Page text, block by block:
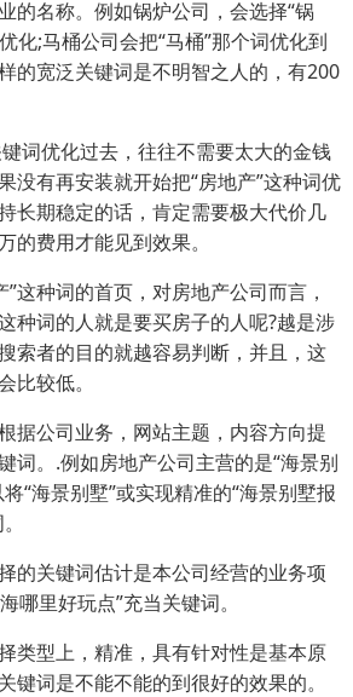
的名称。例如锅炉公司，会选择“锅
化;马桶公司会把“马桶”那个词优化到
的宽泛关键词是不明智之人的，有200
词优化过去，往往不需要太大的金钱
没有再安装就开始把“房地产”这种词优
长期稳定的话，肯定需要极大代价几
的费用才能见到效果。
”这种词的首页，对房地产公司而言，
种词的人就是要买房子的人呢?越是涉
索者的目的就越容易判断，并且，这
比较低。
据公司业务，网站主题，内容方向提
词。.例如房地产公司主营的是“海景别
“海景别墅”或实现精准的“海景别墅报
的关键词估计是本公司经营的业务项
哪里好玩点”充当关键词。
类型上，精准，具有针对性是基本原
键词是不能不能的到很好的效果的。